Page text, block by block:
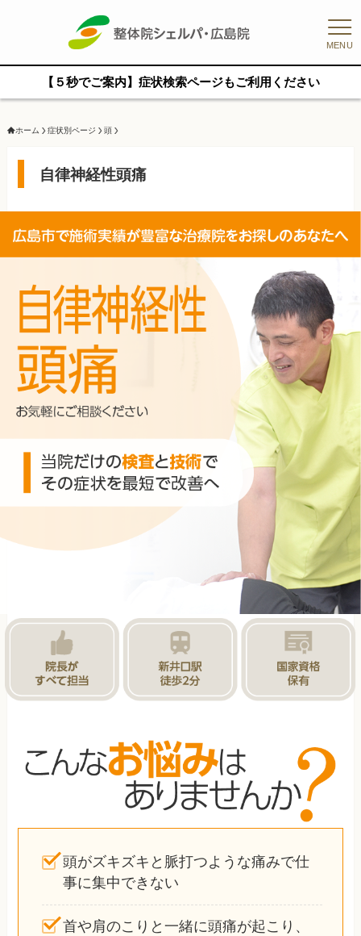
MENU
【５秒でご案内】症状検索ページもご利用ください
ホーム 症状別ページ 頭
自律神経性頭痛
頭がズキズキと脈打つような痛みで仕
事に集中できない
首や肩のこりと一緒に頭痛が起こり、